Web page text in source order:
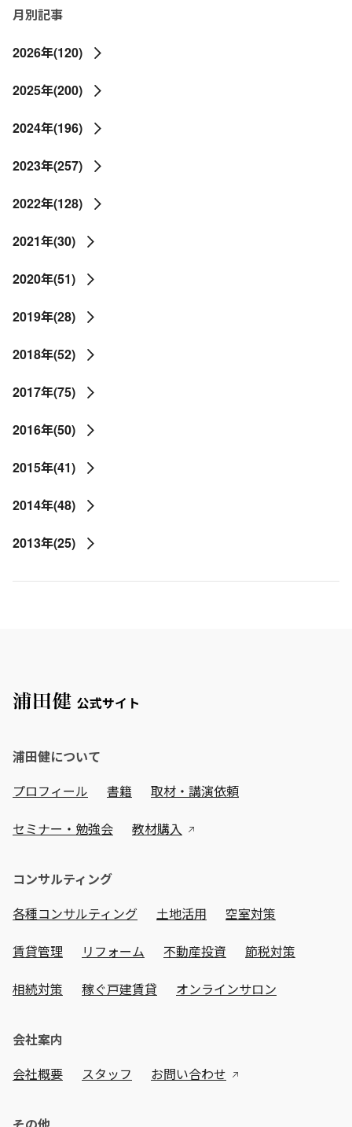
月別記事
2026年(120)
2025年(200)
2024年(196)
2023年(257)
2022年(128)
2021年(30)
2020年(51)
2019年(28)
2018年(52)
2017年(75)
2016年(50)
2015年(41)
2014年(48)
2013年(25)
浦田健について
プロフィール
書籍 取材・講演依頼
セミナー・勉強会 教材購入
コンサルティング
各種コンサルティング
土地活用 空室対策
賃貸管理 リフォーム 不動産投資 節税対策
相続対策 稼ぐ戸建賃貸 オンラインサロン
会社案内
会社概要
スタッフ お問い合わせ